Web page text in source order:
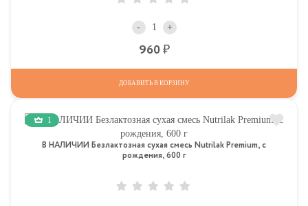
- +
960
ДОБАВИТЬ В КОРЗИНУ
1
В НАЛИЧИИ Безлактозная сухая смесь Nutrilak Premium, с
рождения, 600 г